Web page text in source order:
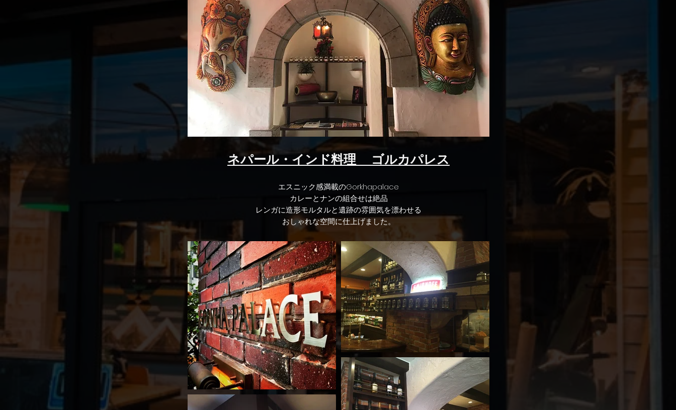
ネパール・インド料理 ゴルカパレス
エスニック感満載のGorkhapalace
​カレーとナンの組合せは絶品
レンガに造形モルタルと遺跡の雰囲気を漂わせる
おしゃれな空間に仕上げました。